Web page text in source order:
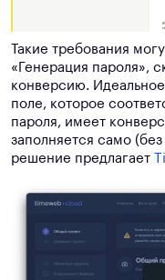
Такие требования
«Генерация пароля»,
конверсию.
поле, которое
пароля, имеет
заполняется само
решение предлагает